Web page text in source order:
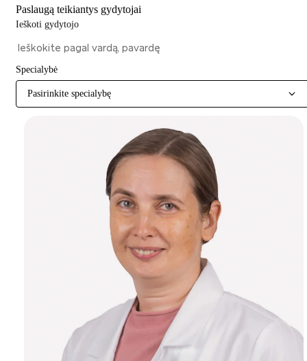
Paslaugą teikiantys gydytojai
Ieškoti gydytojo
Specialybė
Pasirinkite specialybę